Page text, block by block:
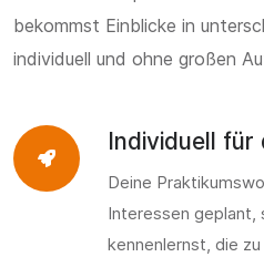
bekommst Einblicke in
individuell und ohne großen
Individuell für
Deine
Interessen geplant,
kennenlernst, die